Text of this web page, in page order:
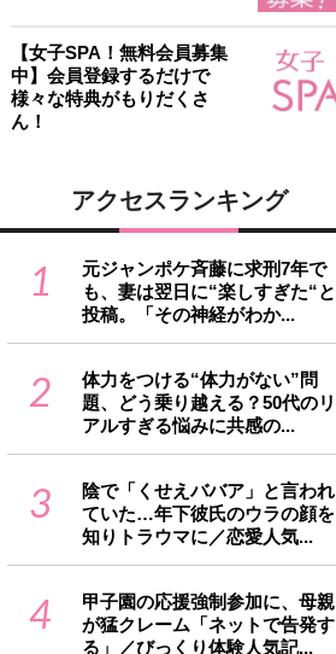
【女子SPA！無料会員募集
中】会員登録するだけで
様々な特典がもりだくさ
ん！
アクセスランキング
1
元ジャンポケ斉藤に求刑7年で
も、妻は翌日に“楽しすぎた“と
投稿。「その神経がわか...
2
体力をつける“体力がない”問
題、どう乗り越える？50代のリ
アルすぎる悩みに共感の...
3
陰で「くせえババア」と言われ
ていた…年下彼氏のウラの顔を
知りトラウマに／恋愛人気...
4
甲子園の応援強制参加に、母親
が猛クレーム「ネットで告発す
る」／びっくり体験人気記...